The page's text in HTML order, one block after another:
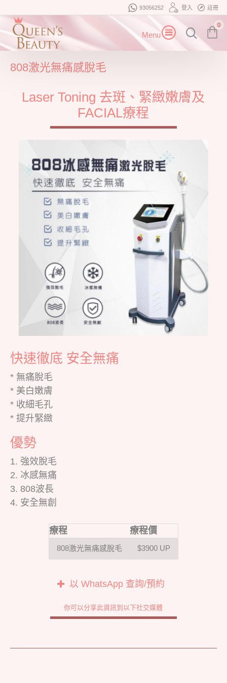
93056252 登入 註冊
0
808激光無痛感脫毛
Laser Toning 去斑、緊緻嫩膚及
FACIAL療程
快速徹底 安全無痛
* 無痛脫毛
* 美白嫩膚
* 收細毛孔
* 提升緊緻
優勢
1. 強效脫毛
2. 冰感無痛
3. 808波長
4. 安全無創
療程 療程價
808激光無痛感脫毛 $3900 UP
以 WhatsApp 查詢/預約
你可以分享此資訊到以下社交媒體